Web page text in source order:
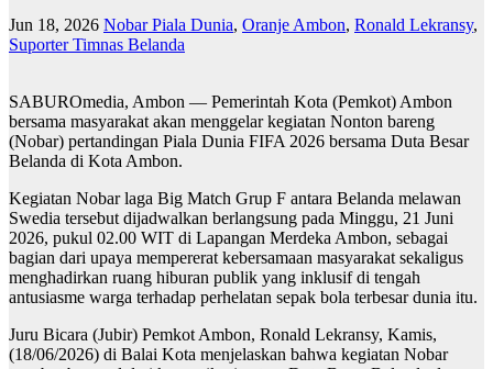
Jun 18, 2026 Nobar Piala Dunia, Oranje Ambon, Ronald Lekransy,
Suporter Timnas Belanda
SABUROmedia, Ambon — Pemerintah Kota (Pemkot) Ambon
bersama masyarakat akan menggelar kegiatan Nonton bareng
(Nobar) pertandingan Piala Dunia FIFA 2026 bersama Duta Besar
Belanda di Kota Ambon.
Kegiatan Nobar laga Big Match Grup F antara Belanda melawan
Swedia tersebut dijadwalkan berlangsung pada Minggu, 21 Juni
2026, pukul 02.00 WIT di Lapangan Merdeka Ambon, sebagai
bagian dari upaya mempererat kebersamaan masyarakat sekaligus
menghadirkan ruang hiburan publik yang inklusif di tengah
antusiasme warga terhadap perhelatan sepak bola terbesar dunia itu.
Juru Bicara (Jubir) Pemkot Ambon, Ronald Lekransy, Kamis,
(18/06/2026) di Balai Kota menjelaskan bahwa kegiatan Nobar